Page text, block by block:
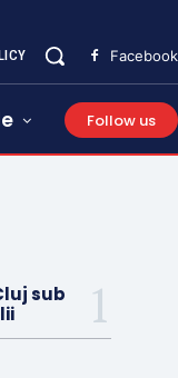
Facebook
Follow us
sub